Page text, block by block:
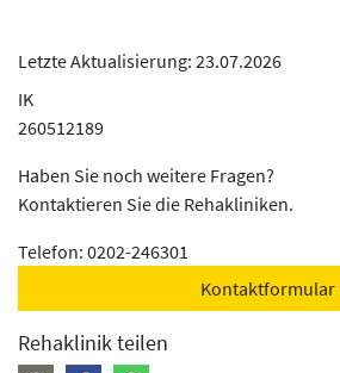
Letzte Aktualisierung: 23.07.2026
Rehaklinik teilen
IK
260512189
Haben Sie noch weitere Fragen?
Kontaktieren Sie die Rehakliniken.
Telefon: 0202-246301
Kontaktformular